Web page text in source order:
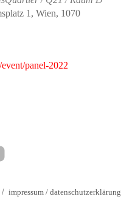
1, Wien, 1070
panel-2022
YouTube
impressum /datenschutzerklärung